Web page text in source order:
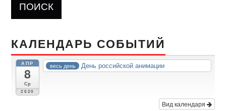
КАЛЕНДАРЬ СОБЫТИЙ
АПР
8
Ср
2020
весь день День российской анимации
Вид календаря